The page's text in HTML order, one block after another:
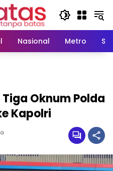
Nasional Metro
Oknum Polda
Kapolri